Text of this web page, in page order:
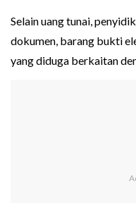
Selain uang tunai,
dokumen, barang bukti
yang diduga berkaitan